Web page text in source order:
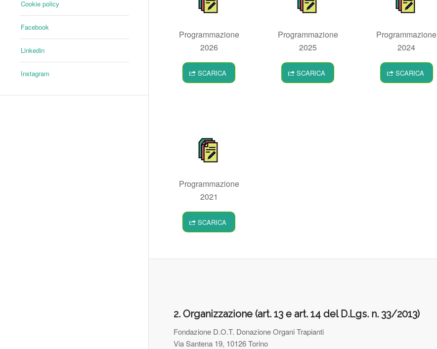
Cookie policy
Facebook
Linkedin
Instagram
Programmazione
2026
SCARICA
Programmazione
2025
SCARICA
Programmazione
2024
SCARICA
Programmazione
2021
SCARICA
2. Organizzazione (art. 13 e art. 14 del D.Lgs. n. 33/2013)
Fondazione D.O.T. Donazione Organi Trapianti
Via Santena 19, 10126 Torino